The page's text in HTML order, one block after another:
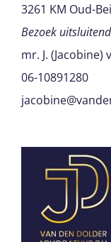
3261 KM Oud-
Bezoek
mr. J.
06-10891280